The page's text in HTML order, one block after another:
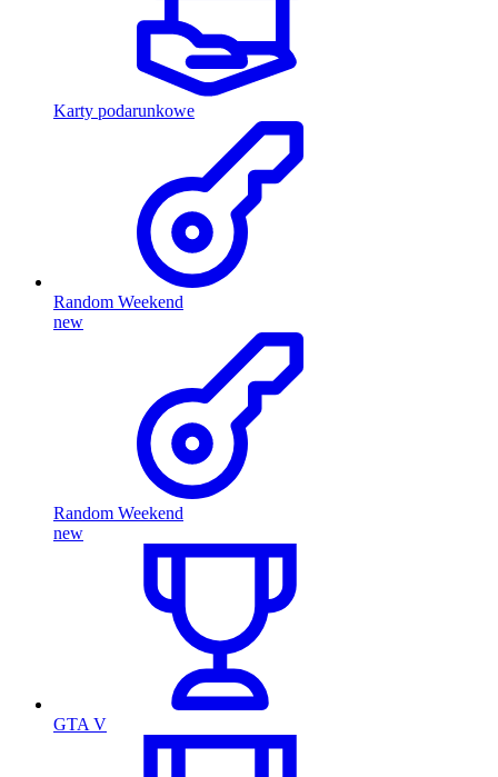
Karty podarunkowe
Random Weekend
new
Random Weekend
new
GTA V